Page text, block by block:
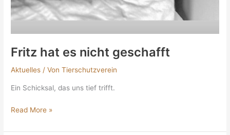
Fritz hat es nicht geschafft
Aktuelles / VonTierschutzverein
Ein Schicksal, das uns tief trifft.
Read More »